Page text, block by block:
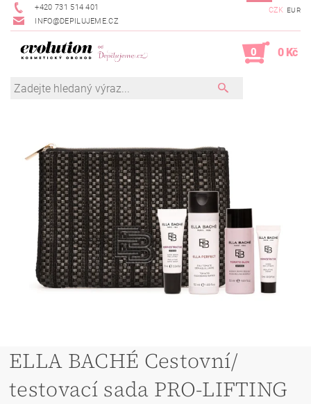
+420 731 514 401
INFO@DEPILUJEME.CZ
CZK EUR
0 0 Kč
ELLA BACHÉ Cestovní/
testovací sada PRO-LIFTING